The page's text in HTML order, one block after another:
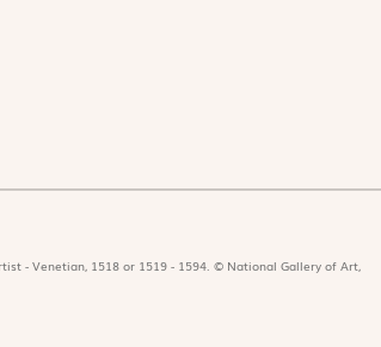
- Venetian, 1518 or 1519 - 1594. © National Gallery of Art,